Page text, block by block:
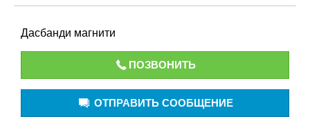
Дасбанди магнити
ПОЗВОНИТЬ
ОТПРАВИТЬ СООБЩЕНИЕ